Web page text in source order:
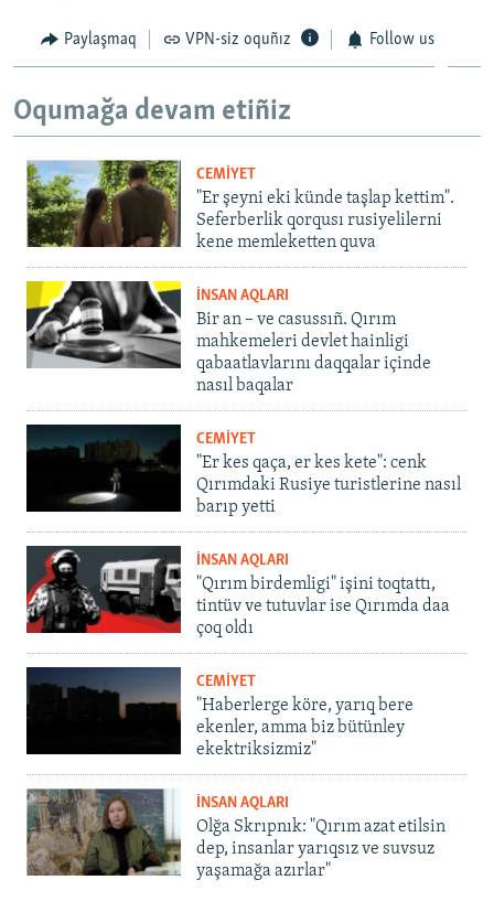
Paylaşmaq VPN-siz oquñız Follow us
Oqumağa devam etiñiz
CEMİYET
"Er şeyni eki künde taşlap kettim".
Seferberlik qorqusı rusiyelilerni
kene memleketten quva
İNSAN AQLARI
Bir an – ve casussıñ. Qırım
mahkemeleri devlet hainligi
qabaatlavlarını daqqalar içinde
nasıl baqalar
CEMİYET
"Er kes qaça, er kes kete": cenk
Qırımdaki Rusiye turistlerine nasıl
barıp yetti
İNSAN AQLARI
"Qırım birdemligi" işini toqtattı,
tintüv ve tutuvlar ise Qırımda daa
çoq oldı
CEMİYET
"Haberlerge köre, yarıq bere
ekenler, amma biz bütünley
ekektriksizmiz"
İNSAN AQLARI
Olğa Skrıpnık: "Qırım azat etilsin
dep, insanlar yarıqsız ve suvsuz
yaşamağa azırlar"